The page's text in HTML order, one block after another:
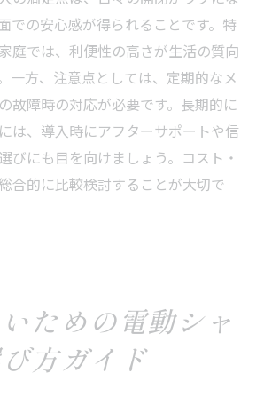
に考える電動シャッターの特徴
ガレージ用電動シャッターの特
に最適な電動シャッターの選び
ターの設置場所別メリットと注
に合う電動シャッターの選定ポイ
の耐用年数とメンテナンスのコ
での安心感が得られることです。特
庭では、利便性の高さが生活の質向
一方、注意点としては、定期的なメ
故障時の対応が必要です。長期的に
は、導入時にアフターサポートや信
びにも目を向けましょう。コスト・
合的に比較検討することが大切で
ための電動シャ
方ガイド